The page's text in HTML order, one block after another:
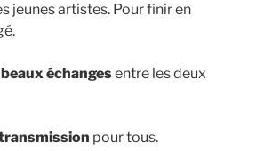
jeunes artistes. Pour finir en
beaux échangesentre les deux
pour tous.